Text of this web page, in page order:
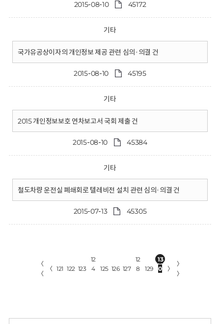
2015-08-10 45172
기타
국가유공상이자의 개인정보 제공 관련 심의·의결 건
2015-08-10 45195
기타
2015 개인정보보호 연차보고서 국회 제출 건
2015-08-10 45384
기타
철도차량 운전실 폐쇄회로 텔레비전 설치 관련 심의·의결 건
2015-07-13 45305
〈
〈
〈 121 122 123
12
4
125 126 127
12
8
129
13
0
〉
〉
〉